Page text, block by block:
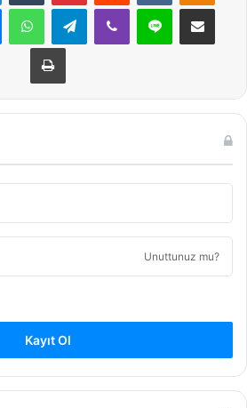
MessengerWhatsAppTelegramViber Line E-Posta ile
Yazdır
Unuttunuz mu?
Kayıt Ol